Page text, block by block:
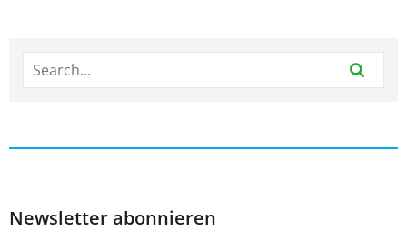
Newsletter abonnieren